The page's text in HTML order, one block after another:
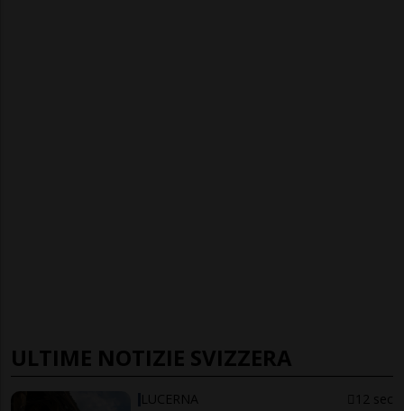
ULTIME NOTIZIE SVIZZERA
LUCERNA 12 sec